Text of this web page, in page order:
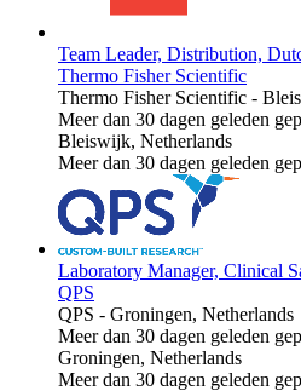
Team Leader, Distribution,
Thermo Fisher Scientific
Thermo Fisher Scientific -
Meer dan 30 dagen geleden
Bleiswijk, Netherlands
Meer dan 30 dagen geleden
Laboratory Manager, Clinical
QPS
QPS - Groningen, Netherlands
Meer dan 30 dagen geleden
Groningen, Netherlands
Meer dan 30 dagen geleden